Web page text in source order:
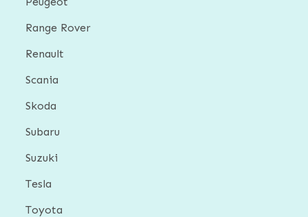
Range Rover
Renault
Scania
Skoda
Subaru
Suzuki
Tesla
Toyota